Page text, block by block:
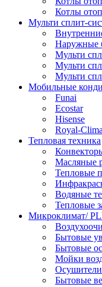
Котлы
Мульти сплит-
Наружные
Мульти
Мульти
Мульти
Мобильные
Funai
Ecostar
Hisense
Royal-Clima
Тепловая техника
Масляные
Тепловые
Водяные
Тепловые
Микроклимат/
Бытовые
Бытовые
Мойки
Осушители
Бытовые